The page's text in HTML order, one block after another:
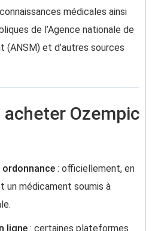
médicales ainsi
de l’Agence nationale de
(ANSM) et d’autres sources
Ozempic
ordonnance: officiellement, en
un médicament soumis à
ligne: certaines plateformes